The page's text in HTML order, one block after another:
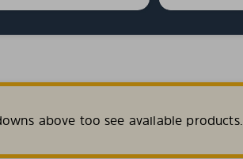
above too see available products.